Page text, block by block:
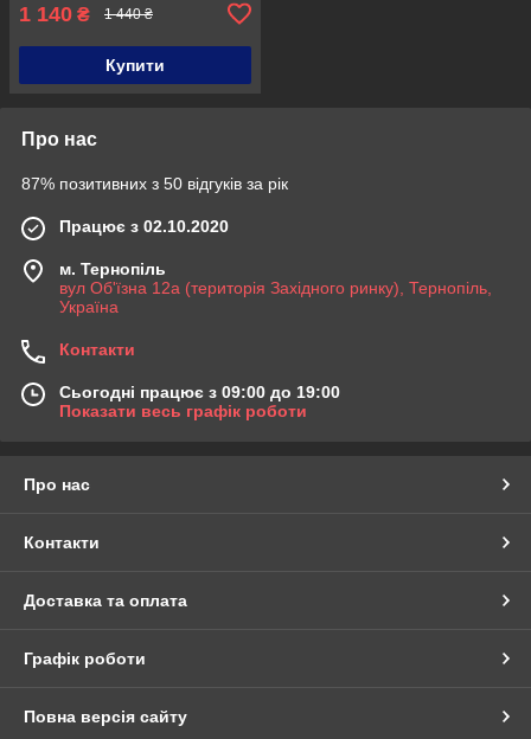
1 140 ₴ 1 440 ₴
Купити
Про нас
87% позитивних з 50 відгуків за рік
Працює з 02.10.2020
м. Тернопіль
вул Об'їзна 12а (територія Західного ринку), Тернопіль,
Україна
Контакти
Сьогодні працює з 09:00 до 19:00
Показати весь графік роботи
Про нас
Контакти
Доставка та оплата
Графік роботи
Повна версія сайту